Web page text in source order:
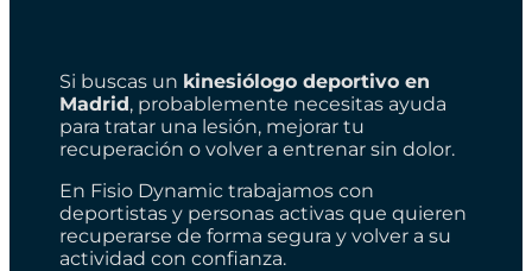
Si buscas un kinesiólogo deportivo en
Madrid, probablemente necesitas ayuda
para tratar una lesión, mejorar tu
recuperación o volver a entrenar sin dolor.
En Fisio Dynamic trabajamos con
deportistas y personas activas que quieren
recuperarse de forma segura y volver a su
actividad con confianza.